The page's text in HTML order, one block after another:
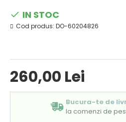
260,00 Lei
IN STOC
Cod produs: DO-60204826
Bucura-te de
la comenzi de